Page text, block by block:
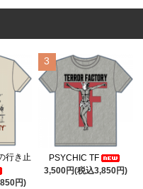
行き止
円)
3
PSYCHIC TF
3,500円(税込3,850円)